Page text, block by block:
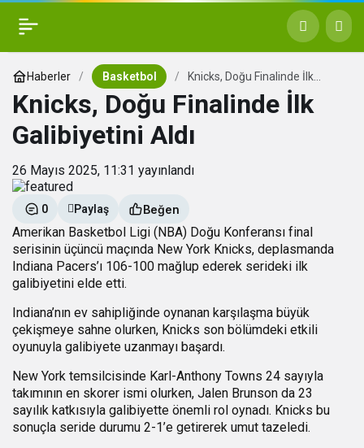
Haberler Basketbol
Knicks, Doğu Finalinde İlk
Knicks, Doğu Finalinde İlk
Galibiyetini Aldı
26 Mayıs 2025, 11:31 yayınlandı
0 Paylaş Beğen
Amerikan Basketbol Ligi (NBA) Doğu Konferansı final
serisinin üçüncü maçında New York Knicks, deplasmanda
Indiana Pacers’ı 106-100 mağlup ederek serideki ilk
galibiyetini elde etti.
Indiana’nın ev sahipliğinde oynanan karşılaşma büyük
çekişmeye sahne olurken, Knicks son bölümdeki etkili
oyunuyla galibiyete uzanmayı başardı.
New York temsilcisinde Karl-Anthony Towns 24 sayıyla
takımının en skorer ismi olurken, Jalen Brunson da 23
sayılık katkısıyla galibiyette önemli rol oynadı. Knicks bu
sonuçla seride durumu 2-1’e getirerek umut tazeledi.